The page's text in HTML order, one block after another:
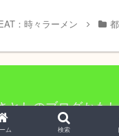
：時々ラーメン
としのブログかも
ひまさとしのブログかも
ム 検索